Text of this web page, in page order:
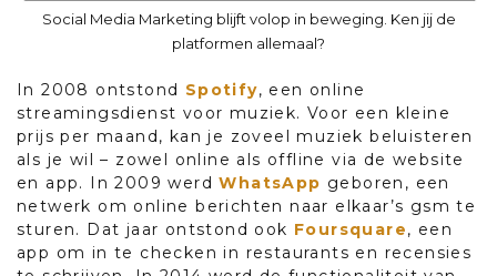
Social Media Marketing blijft volop in beweging. Ken jij de
platformen allemaal?
In 2008 ontstond Spotify, een online
streamingsdienst voor muziek. Voor een kleine
prijs per maand, kan je zoveel muziek beluisteren
als je wil – zowel online als offline via de website
en app. In 2009 werdWhatsApp geboren, een
netwerk om online berichten naar elkaar’s gsm te
sturen. Dat jaar ontstond ook Foursquare, een
app om in te checken in restaurants en recensies